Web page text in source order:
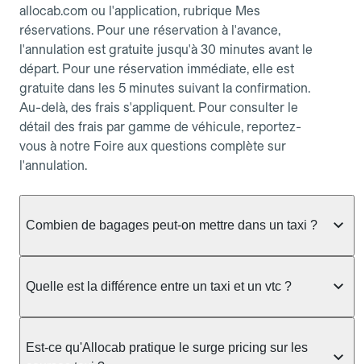
allocab.com ou l'application, rubrique Mes
réservations. Pour une réservation à l'avance,
l'annulation est gratuite jusqu'à 30 minutes avant le
départ. Pour une réservation immédiate, elle est
gratuite dans les 5 minutes suivant la confirmation.
Au-delà, des frais s'appliquent. Pour consulter le
détail des frais par gamme de véhicule, reportez-
vous à notre Foire aux questions complète sur
l'annulation.
Combien de bagages peut-on mettre dans un taxi ?
taxi berline accueille en général jusqu'à 3 bagages
ou nombreux, précisez-le dans le champ "Message
au chauffeur" lors de la réservation. Le prix n'est
Quelle est la différence entre un taxi et un vtc ?
prendre en charge directement dans la rue, à une
Est-ce qu'Allocab pratique le surge pricing sur les